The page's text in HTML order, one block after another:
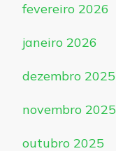
fevereiro 2026
janeiro 2026
dezembro 2025
novembro 2025
outubro 2025